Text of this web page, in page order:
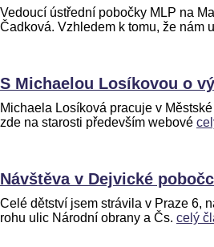
Vedoucí ústřední pobočky MLP na
Čadková. Vzhledem k tomu, že nám
S Michaelou Losíkovou o
Michaela Losíková pracuje v
zde na starosti především webové
Návštěva v Dejvické
Celé dětství jsem strávila v Praze 6,
rohu ulic Národní obrany a Čs. celý